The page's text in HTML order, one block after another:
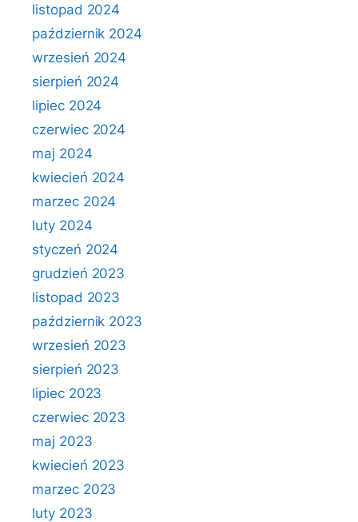
listopad 2024
październik 2024
wrzesień 2024
sierpień 2024
lipiec 2024
czerwiec 2024
maj 2024
kwiecień 2024
marzec 2024
luty 2024
styczeń 2024
grudzień 2023
listopad 2023
październik 2023
wrzesień 2023
sierpień 2023
lipiec 2023
czerwiec 2023
maj 2023
kwiecień 2023
marzec 2023
luty 2023